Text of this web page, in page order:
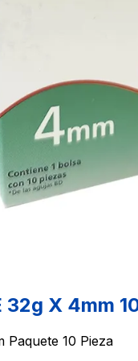
32g X 4mm
Paquete 10 Pieza